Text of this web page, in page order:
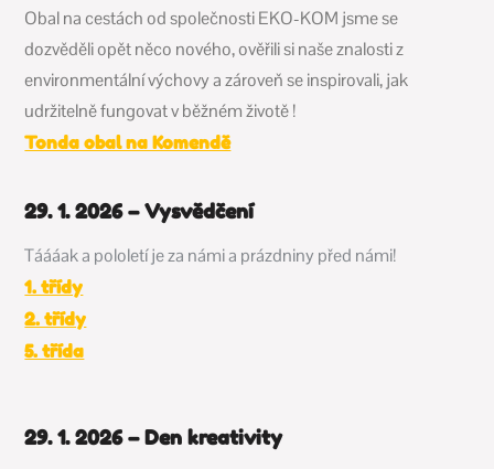
Obal na cestách od společnosti EKO-KOM jsme se
dozvěděli opět něco nového, ověřili si naše znalosti z
environmentální výchovy a zároveň se inspirovali, jak
udržitelně fungovat v běžném životě !
Tonda obal na Komendě
29. 1. 2026 – Vysvědčení
Táááak a pololetí je za námi a prázdniny před námi!
1. třídy
2. třídy
5. třída
29. 1. 2026 – Den kreativity